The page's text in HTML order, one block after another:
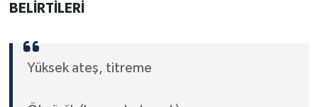
BELİRTİLERİ
Yüksek ateş, titreme